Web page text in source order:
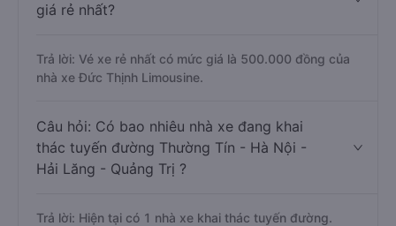
giá rẻ nhất?
Trả lời: Vé xe rẻ nhất có mức giá là 500.000 đồng của
nhà xe Đức Thịnh Limousine.
Câu hỏi: Có bao nhiêu nhà xe đang khai
thác tuyến đường Thường Tín - Hà Nội -
Hải Lăng - Quảng Trị ?
Trả lời: Hiện tại có 1 nhà xe khai thác tuyến đường.